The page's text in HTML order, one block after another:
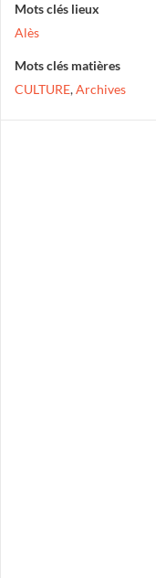
Mots clés lieux
Alès
Mots clés matières
CULTURE,Archives